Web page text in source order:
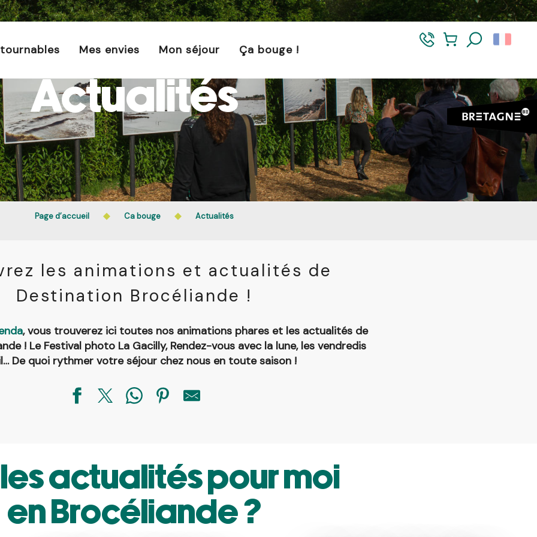
est interdit chaque jour de 21h à 5h en Ille-et-Vilaine et dans le Morbihan. L’accès reste autorisé de 5h à 21h.
Mes envies Mon séjour Ça bouge !
Actualités
Page d’accueil Ca bouge Actualités
les animations et actualités de
Destination Brocéliande !
, vous trouverez ici toutes nos animations phares et les actualités de
! Le Festival photo La Gacilly, Rendez-vous avec la lune, les vendredis
De quoi rythmer votre séjour chez nous en toute saison !
actualités pour moi
en Brocéliande ?